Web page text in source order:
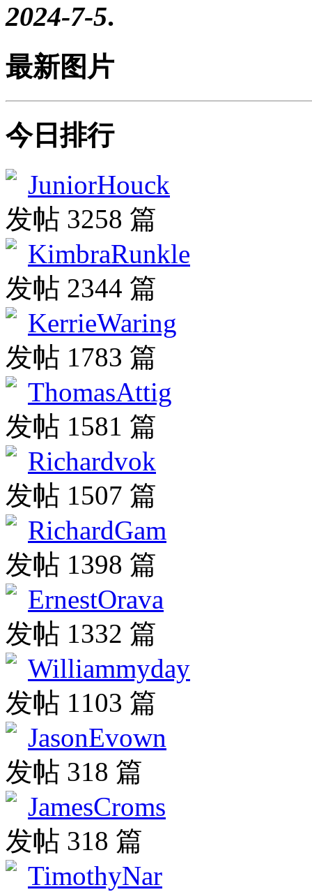
2024-7-5.
最新图片
今日排行
JuniorHouck
发帖 3258 篇
KimbraRunkle
发帖 2344 篇
KerrieWaring
发帖 1783 篇
ThomasAttig
发帖 1581 篇
Richardvok
发帖 1507 篇
RichardGam
发帖 1398 篇
ErnestOrava
发帖 1332 篇
Williammyday
发帖 1103 篇
JasonEvown
发帖 318 篇
JamesCroms
发帖 318 篇
TimothyNar